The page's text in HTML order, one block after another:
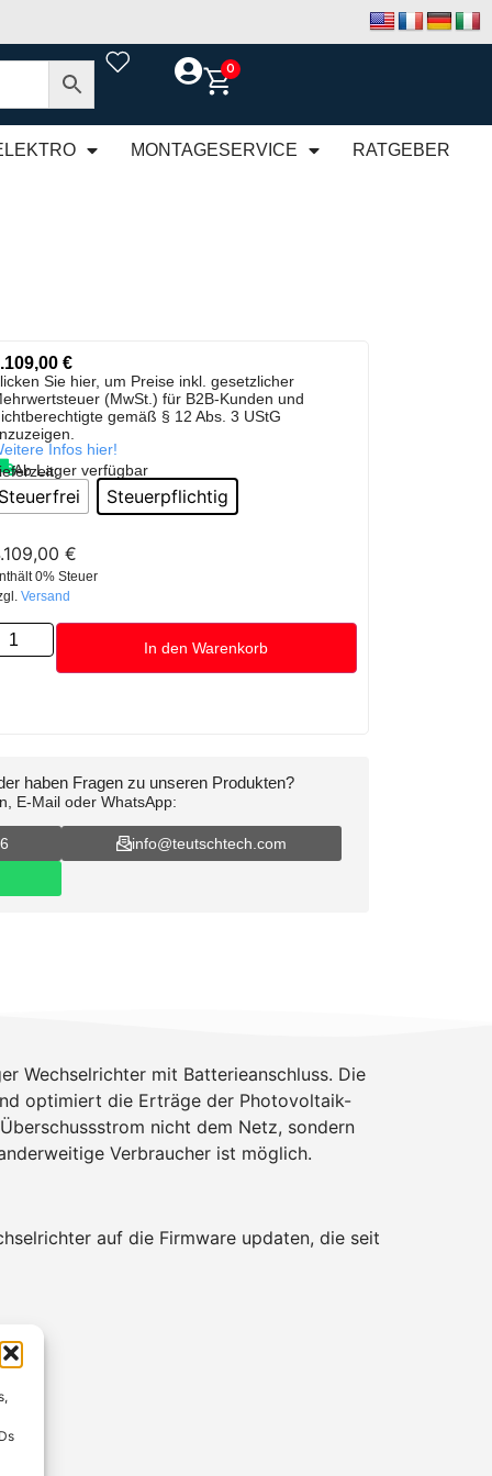
0
MONTAGESERVICE RATGEBER
€
Sie hier, um Preise inkl. gesetzlicher
(MwSt.) für B2B-Kunden und
gemäß § 12 Abs. 3 UStG
Infos hier!
Ab Lager verfügbar
Steuerpflichtig
€
0% Steuer
Versand
In den Warenkorb
haben Fragen zu unseren Produkten?
E-Mail oder WhatsApp:
info@teutschtech.com
Wechselrichter mit Batterieanschluss. Die
optimiert die Erträge der Photovoltaik-
nicht dem Netz, sondern
Verbraucher ist möglich.
auf die Firmware updaten, die seit